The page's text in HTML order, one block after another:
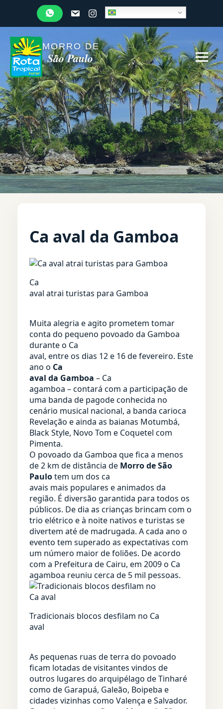
MORRO DE
São Paulo
Ca aval da Gamboa
Ca
aval atrai turistas para Gamboa
Muita alegria e agito prometem tomar
conta do pequeno povoado da Gamboa
durante o Ca
aval, entre os dias 12 e 16 de fevereiro. Este
ano o Ca
aval da Gamboa – Ca
agamboa – contará com a participação de
uma banda de pagode conhecida no
cenário musical nacional, a banda carioca
Revelação e ainda as baianas Motumbá,
Black Style, Novo Tom e Coquetel com
Pimenta.
O povoado da Gamboa que fica a menos
de 2 km de distância de Morro de São
Paulotem um dos ca
avais mais populares e animados da
região. É diversão garantida para todos os
públicos. De dia as crianças brincam com o
trio elétrico e à noite nativos e turistas se
divertem até de madrugada. A cada ano o
evento tem superado as expectativas com
um número maior de foliões. De acordo
com a Prefeitura de Cairu, em 2009 o Ca
agamboa reuniu cerca de 5 mil pessoas.
Tradicionais blocos desfilam no Ca
aval
As pequenas ruas de terra do povoado
ficam lotadas de visitantes vindos de
outros lugares do arquipélago de Tinharé
como de Garapuá, Galeão, Boipeba e
cidades vizinhas como Valença e Salvador.